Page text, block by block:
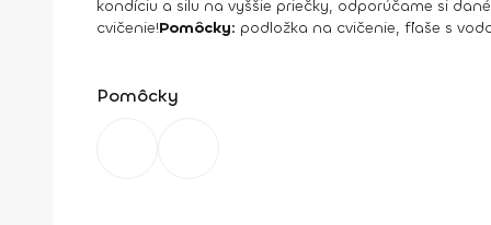
kondíciu a silu na vyššie priečky, odporúčame si
cvičenie!Pomôcky: podložka na cvičenie, fľaše s
Pomôcky